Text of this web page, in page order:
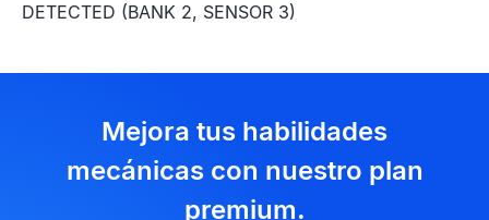
DETECTED (BANK 2, SENSOR 3)
Mejora tus habilidades
mecánicas con nuestro plan
premium.